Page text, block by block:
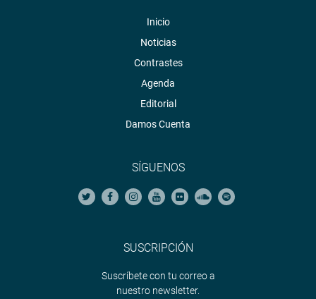
Inicio
Noticias
Contrastes
Agenda
Editorial
Damos Cuenta
SÍGUENOS
SUSCRIPCIÓN
Suscríbete con tu correo a
nuestro newsletter.